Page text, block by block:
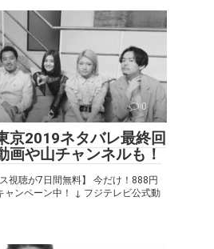
0
京2019ネタバレ最終回
画や山チャンネルも！
視聴が7日間無料】 今だけ！888円
ャンペーン中！ ↓ フジテレビ公式動